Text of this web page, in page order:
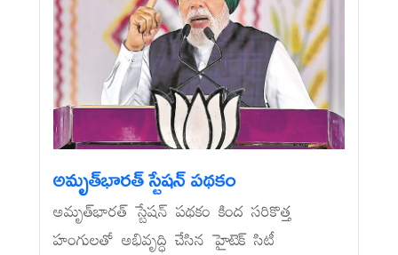
అమృత్‌భారత్‌ స్టేషన్‌ పథకం
అమృత్‌భారత్‌ స్టేషన్‌ పథకం కింద సరికొత్త
హంగులతో అభివృద్ధి చేసిన హైటెక్‌ సిటీ